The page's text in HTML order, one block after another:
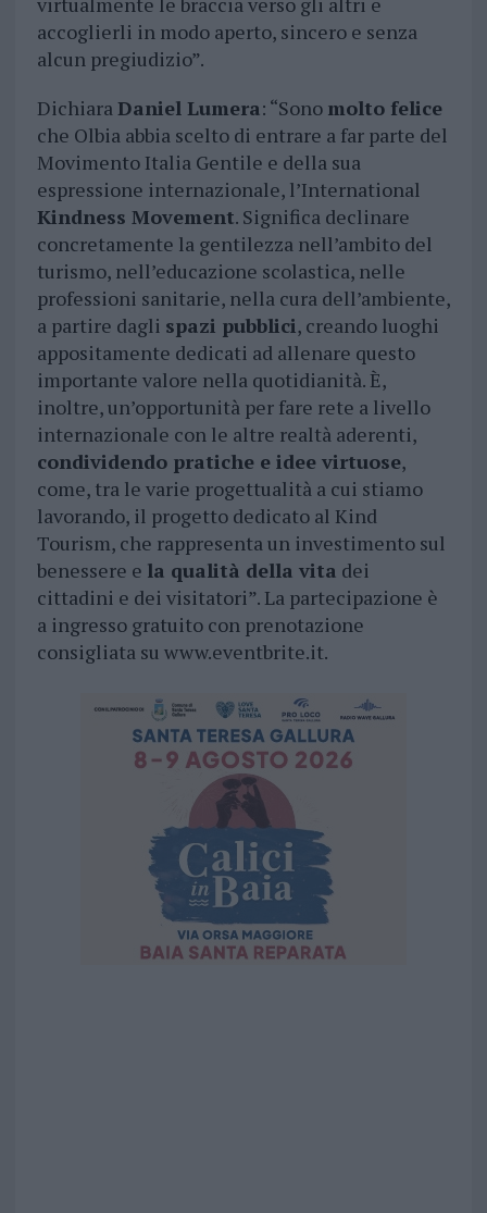
accoglierli in modo aperto, sincero e senza
alcun pregiudizio”.
DichiaraDaniel Lumera: “Sono molto felice
che Olbia abbia scelto di entrare a far parte del
Movimento Italia Gentile e della sua
espressione internazionale, l’International
Kindness Movement. Significa declinare
concretamente la gentilezza nell’ambito del
turismo, nell’educazione scolastica, nelle
professioni sanitarie, nella cura dell’ambiente,
a partire dagli spazi pubblici, creando luoghi
appositamente dedicati ad allenare questo
importante valore nella quotidianità. È,
inoltre, un’opportunità per fare rete a livello
internazionale con le altre realtà aderenti,
condividendo pratiche e idee virtuose,
come, tra le varie progettualità a cui stiamo
lavorando, il progetto dedicato al Kind
Tourism, che rappresenta un investimento sul
benessere e la qualità della vita dei
cittadini e dei visitatori”. La partecipazione è
a ingresso gratuito con prenotazione
consigliata su www.eventbrite.it.